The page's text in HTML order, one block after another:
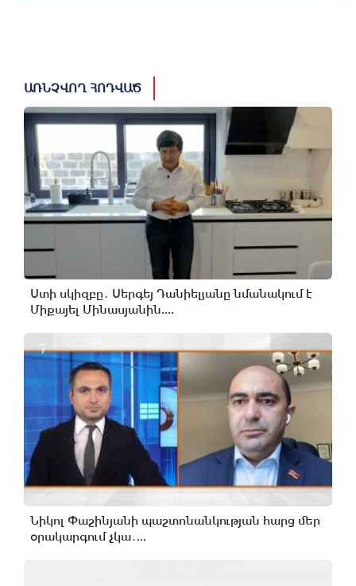
ԱՌՆՉՎՈՂ ՀՈԴՎԱԾ
Ստի սկիզբը․ Սերգեյ Դանիելյանը նմանակում է
Միքայել Մինասյանին....
Նիկոլ Փաշինյանի պաշտոնանկության հարց մեր
օրակարգում չկա․...